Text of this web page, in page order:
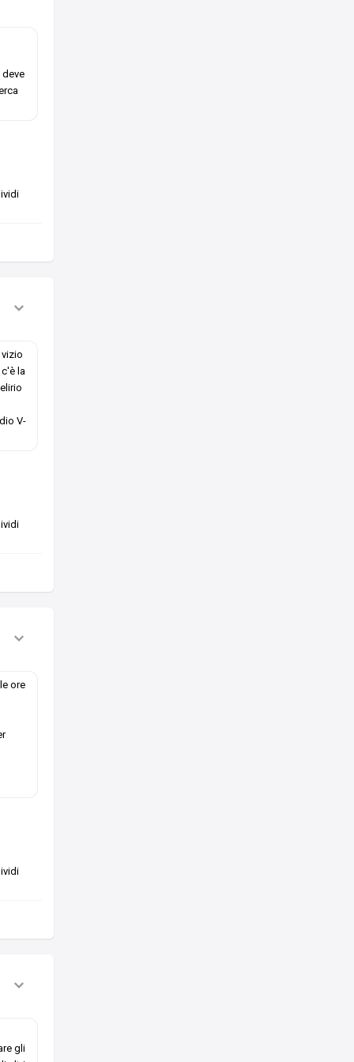
la
V-
ore
gli